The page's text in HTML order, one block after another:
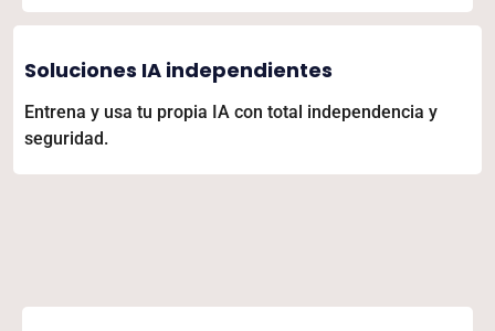
Soluciones IA independientes
Entrena y usa tu propia IA con total independencia y
seguridad.